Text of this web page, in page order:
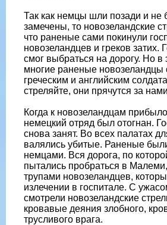
Так как немцы шли позади и не
замечены, то новозеландские
что раненые сами покинули
новозеландцев и греков затих.
смог выбраться на дорогу. Но в
многие раненые новозеландцы
греческим и английским
стреляйте, они прячутся за
Когда к новозеландцам
немецкий отряд был отогнан.
снова занят. Во всех палатах
валялись убитые. Раненые
немцами. Вся дорога, по
пытались пробраться в
трупами новозеландцев,
излечении в госпитале. С
смотрели новозеландские
кровавые деяния злобного,
трусливого врага.